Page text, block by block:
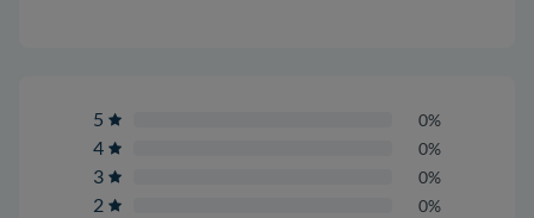
5 0%
4 0%
3 0%
2 0%